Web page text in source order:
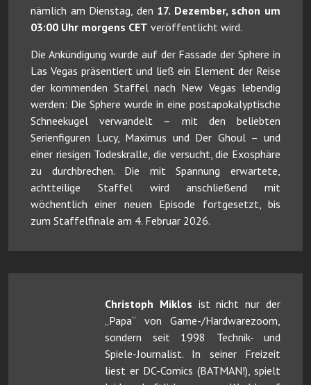
nämlich am Dienstag, den 17. Dezember, schon um
03:00 Uhr morgens CET veröffentlicht wird.
Die Ankündigung wurde auf der Fassade der Sphere in
Las Vegas präsentiert und ließ ein Element der Reise
der kommenden Staffel nach New Vegas lebendig
werden: Die Sphere wurde in eine postapokalyptische
Schneekugel verwandelt – mit den beliebten
Serienfiguren Lucy, Maximus und Der Ghoul – und
einer riesigen Todeskralle, die versucht, die Exosphäre
zu durchbrechen. Die mit Spannung erwartete,
achtteilige Staffel wird anschließend mit
wöchentlich einer neuen Episode fortgesetzt, bis
zum Staffelfinale am 4. Februar 2026.
Christoph Miklos ist nicht nur der
„Papa“ von Game-/Hardwarezoom,
sondern seit 1998 Technik- und
Spiele-Journalist. In seiner Freizeit
liest er DC-Comics (BATMAN!), spielt